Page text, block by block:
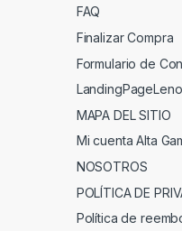
FAQ
Finalizar Compra
Formulario de
MAPA DEL SITIO
Mi cuenta Alta
NOSOTROS
POLÍTICA DE
Política de